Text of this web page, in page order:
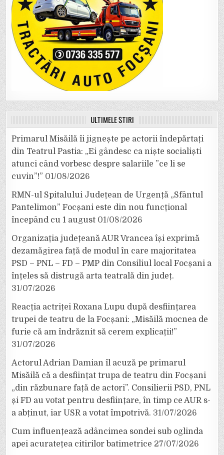
ULTIMELE ȘTIRI
Primarul Misăilă îi jignește pe actorii îndepărtați
din Teatrul Pastia: „Ei gândesc ca niște socialiști
atunci când vorbesc despre salariile ”ce li se
cuvin”!” 01/08/2026
RMN-ul Spitalului Județean de Urgență „Sfântul
Pantelimon” Focșani este din nou funcțional
începând cu 1 august 01/08/2026
Organizația județeană AUR Vrancea își exprimă
dezamăgirea față de modul în care majoritatea
PSD – PNL – FD – PMP din Consiliul local Focșani a
înțeles să distrugă arta teatrală din județ.
31/07/2026
Reacția actriței Roxana Lupu după desființarea
trupei de teatru de la Focșani: „Misăilă mocnea de
furie că am îndrăznit să cerem explicații!”
31/07/2026
Actorul Adrian Damian îl acuză pe primarul
Misăilă că a desființat trupa de teatru din Focșani
„din răzbunare față de actori”. Consilierii PSD, PNL
și FD au votat pentru desființare, în timp ce AUR s-
a abținut, iar USR a votat împotrivă. 31/07/2026
Cum influențează adâncimea sondei sub oglinda
apei acuratețea citirilor batimetrice 27/07/2026